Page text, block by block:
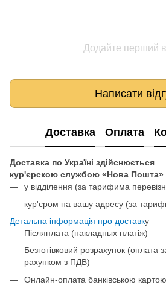
Додайте перший
Написати
Доставка Оплата
Доставка по Україні здійснюється
кур'єрскою службою «Нова Пошта»
у відділення (за тарифима
кур'єром на вашу адресу (за
Детальна інформація про доставку
Післяплата (накладных платіж)
Безготівковий розрахунок (оплата
рахунком з ПДВ)
Онлайн-оплата банківською картою